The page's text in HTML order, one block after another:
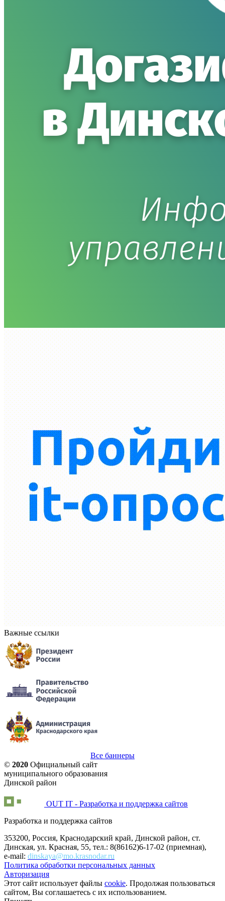
Важные ссылки
Все баннеры
© 2020 Официальный сайт
муниципального образования
Динской район
OUT IT - Разработка и поддержка сайтов
Разработка и поддержка сайтов
353200, Россия, Краснодарский край, Динской район, ст.
Динская, ул. Красная, 55, тел.: 8(86162)6-17-02 (приемная),
e-mail: dinskaya@mo.krasnodar.ru
Политика обработки персональных данных
Авторизация
Этот сайт использует файлы cookie. Продолжая пользоваться
сайтом, Вы соглашаетесь с их использованием.